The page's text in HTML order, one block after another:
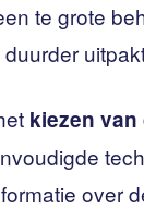
te grote
kiezen
over